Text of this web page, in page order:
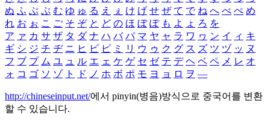
ぬ ふ ぶ ぷ む ゆ ゅ る え ぇ け げ せ ぜ て で ね へ べ ぺ め
れ お ぉ こ ご そ ぞ と ど の ほ ぼ ぽ も よ ょ ろ を
ア ァ カ サ ザ タ ダ ナ ハ バ パ マ ヤ ャ ラ ワ ヮ ン イ ィ キ
ギ シ ジ チ ヂ ニ ヒ ビ ピ ミ リ ウ ゥ ク グ ス ズ ツ ヅ ッ ヌ
フ ブ プ ム ユ ュ ル エ ェ ケ ゲ セ ゼ テ デ ヘ ベ ペ メ レ オ
ォ コ ゴ ソ ゾ ト ド ノ ホ ボ ポ モ ヨ ョ ロ ヲ ―
http://chineseinput.net/에서 pinyin(병음)방식으로 중국어를 변환
할 수 있습니다.